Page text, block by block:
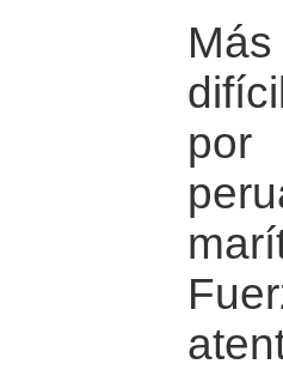
por